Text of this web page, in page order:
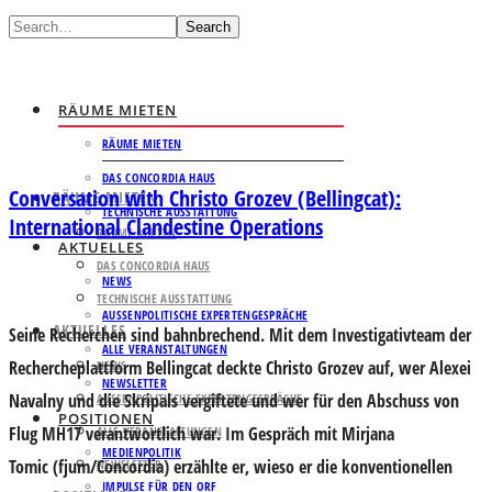
Search
RÄUME MIETEN
RÄUME MIETEN
DAS CONCORDIA HAUS
TECHNISCHE AUSSTATTUNG
AKTUELLES
NEWS
AUSSENPOLITISCHE EXPERTENGESPRÄCHE
ALLE VERANSTALTUNGEN
NEWSLETTER
POSITIONEN
MEDIENPOLITIK
IMPULSE FÜR DEN ORF
RÄUME MIETEN
RÄUME MIETEN
DAS CONCORDIA HAUS
TECHNISCHE AUSSTATTUNG
AKTUELLES
NEWS
AUSSENPOLITISCHE EXPERTENGESPRÄCHE
ALLE VERANSTALTUNGEN
NEWSLETTER
Conversation with Christo Grozev (Bellingcat):
International Clandestine Operations
Seine Recherchen sind bahnbrechend. Mit dem Investigativteam der
Rechercheplattform Bellingcat deckte Christo Grozev auf, wer Alexei
Navalny und die Skripals vergiftete und wer für den Abschuss von
Flug MH17 verantwortlich war. Im Gespräch mit Mirjana
Tomic(fjum/Concordia) erzählte er, wieso er die konventionellen